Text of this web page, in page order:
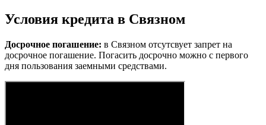
Условия кредита в Связном
Досрочное погашение: в Связном отсутсвует запрет на
досрочное погашение. Погасить досрочно можно с первого
дня пользования заемными средствами.